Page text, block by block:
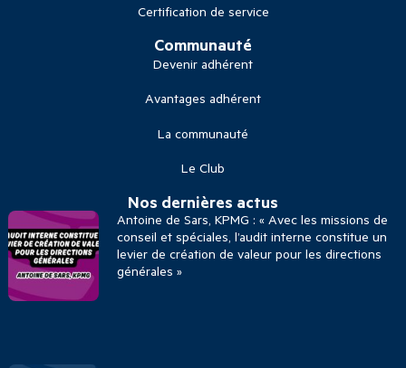
Certification de service
Communauté
Devenir adhérent
Avantages adhérent
La communauté
Le Club
Nos dernières actus
Antoine de Sars, KPMG : « Avec les missions de
conseil et spéciales, l’audit interne constitue un
levier de création de valeur pour les directions
générales »